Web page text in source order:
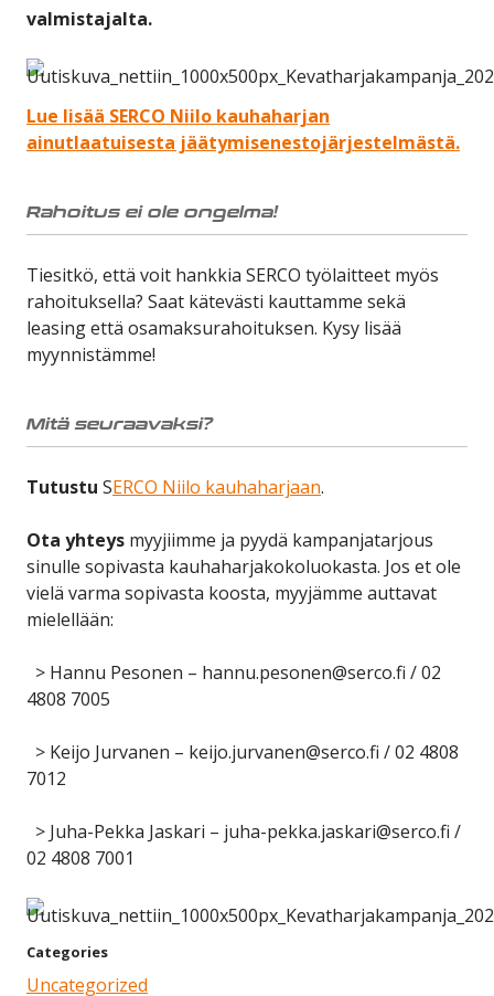
valmistajalta.
Lue lisää SERCO Niilo kauhaharjan
ainutlaatuisesta jäätymisenestojärjestelmästä.
Rahoitus ei ole ongelma!
Tiesitkö, että voit hankkia SERCO työlaitteet myös
rahoituksella? Saat kätevästi kauttamme sekä
leasing että osamaksurahoituksen. Kysy lisää
myynnistämme!
Mitä seuraavaksi?
Tutustu SERCO Niilo kauhaharjaan.
Ota yhteys myyjiimme ja pyydä kampanjatarjous
sinulle sopivasta kauhaharjakokoluokasta. Jos et ole
vielä varma sopivasta koosta, myyjämme auttavat
mielellään:
> Hannu Pesonen – hannu.pesonen@serco.fi / 02
4808 7005
> Keijo Jurvanen – keijo.jurvanen@serco.fi / 02 4808
7012
> Juha-Pekka Jaskari – juha-pekka.jaskari@serco.fi /
02 4808 7001
Categories
Uncategorized